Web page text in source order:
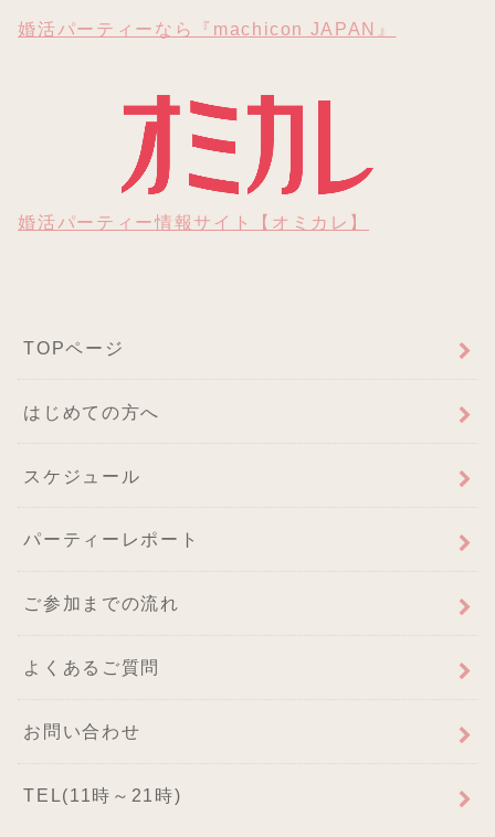
婚活パーティーなら『machicon JAPAN』
婚活パーティー情報サイト【オミカレ】
TOPページ
はじめての方へ
スケジュール
パーティーレポート
ご参加までの流れ
よくあるご質問
お問い合わせ
TEL(11時～21時)